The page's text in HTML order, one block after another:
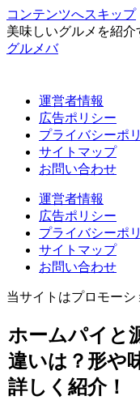
コンテンツへスキップ
美味しいグルメを紹介
グルメバ
運営者情報
広告ポリシー
プライバシーポ
サイトマップ
お問い合わせ
運営者情報
広告ポリシー
プライバシーポ
サイトマップ
お問い合わせ
当サイトはプロモー
ホームパイと
違いは？形や
詳しく紹介！